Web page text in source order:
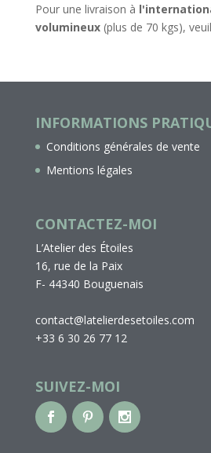
Pour une livraison à
volumineux(plus de 70 kgs),
INFORMATIONS
Conditions générales de vente
Mentions légales
CONTACTEZ-MOI
L’Atelier des Étoiles
16, rue de la Paix
F- 44340 Bouguenais
contact@latelierdesetoiles.com
+33 6 30 26 77 12
SUIVEZ-MOI